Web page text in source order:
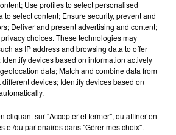
SONT LES MARQUES QUI
LE MEILLEUR RAPPORT...
2026
: LES 5 RÉFLEXES À
POUR ÉVITER
CET ÉTÉ...
Use profiles to select personalised
to select content; Ensure security, prevent and
Deliver and present advertising and content;
choices. These technologies may
as IP address and browsing data to offer
devices based on information actively
data; Match and combine data from
devices; Identify devices based on
cliquant sur "Accepter et fermer", ou affiner en
et/ou partenaires dans "Gérer mes choix".